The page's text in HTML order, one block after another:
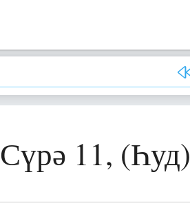
Сүрә 11, (Һуд)